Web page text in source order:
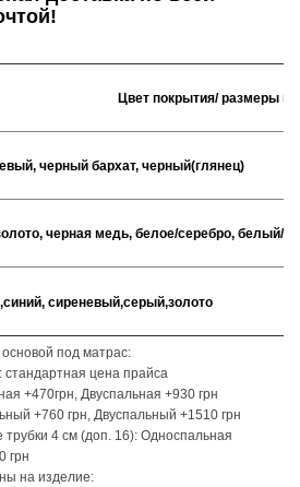
Цвет покрытия/ размеры
черный бархат, черный(глянец)
черная медь, белое/серебро, белый/
сиреневый,серый,золото
под матрас:
стандартная цена прайса
+470грн, Двуспальная +930 грн
+760 грн, Двуспальный +1510 грн
4 см (доп. 16): Односпальная
грн
на изделие: